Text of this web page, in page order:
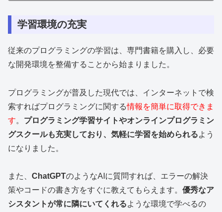
学習環境の充実
従来のプログラミングの学習は、専門書籍を購入し、必要
な開発環境を整備することから始まりました。
プログラミングが普及した現代では、インターネットで検
索すればプログラミングに関する情報を簡単に取得できま
す。 プログラミング学習サイトやオンラインプログラミン
グスクールも充実しており、気軽に学習を始められるよう
になりました。
また、 ChatGPTのようなAIに質問すれば、エラーの解決
策やコードの書き方をすぐに教えてもらえます。 優秀なア
シスタントが常に隣にいてくれるような環境で学べるの